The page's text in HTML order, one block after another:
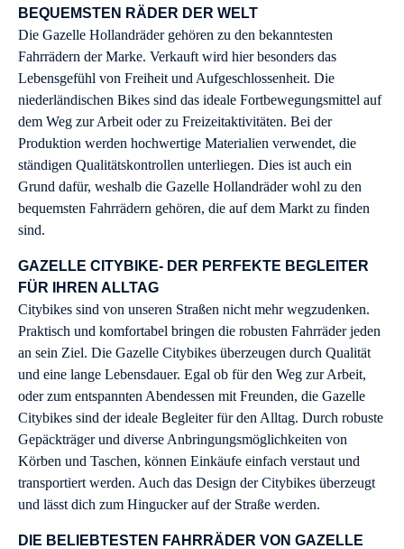
BEQUEMSTEN RÄDER DER WELT
Die Gazelle Hollandräder gehören zu den bekanntesten
Fahrrädern der Marke. Verkauft wird hier besonders das
Lebensgefühl von Freiheit und Aufgeschlossenheit. Die
niederländischen Bikes sind das ideale Fortbewegungsmittel auf
dem Weg zur Arbeit oder zu Freizeitaktivitäten. Bei der
Produktion werden hochwertige Materialien verwendet, die
ständigen Qualitätskontrollen unterliegen. Dies ist auch ein
Grund dafür, weshalb die Gazelle Hollandräder wohl zu den
bequemsten Fahrrädern gehören, die auf dem Markt zu finden
sind.
GAZELLE CITYBIKE- DER PERFEKTE BEGLEITER
FÜR IHREN ALLTAG
Citybikes sind von unseren Straßen nicht mehr wegzudenken.
Praktisch und komfortabel bringen die robusten Fahrräder jeden
an sein Ziel. Die Gazelle Citybikes überzeugen durch Qualität
und eine lange Lebensdauer. Egal ob für den Weg zur Arbeit,
oder zum entspannten Abendessen mit Freunden, die Gazelle
Citybikes sind der ideale Begleiter für den Alltag. Durch robuste
Gepäckträger und diverse Anbringungsmöglichkeiten von
Körben und Taschen, können Einkäufe einfach verstaut und
transportiert werden. Auch das Design der Citybikes überzeugt
und lässt dich zum Hingucker auf der Straße werden.
DIE BELIEBTESTEN FAHRRÄDER VON GAZELLE